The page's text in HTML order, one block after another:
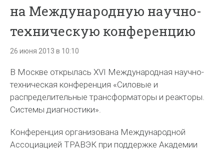
на Международную научно-
техническую конференцию
26 июня 2013 в 10:10
В Москве открылась XVI Международная научно-
техническая конференция «Силовые и
распределительные трансформаторы и реакторы.
Системы диагностики».
Конференция организована Международной
Ассоциацией ТРАВЭК при поддержке Академии